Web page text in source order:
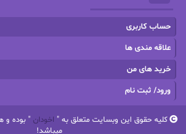
پنلوپه وارد
تاران
ثمین سرابی جان فاولز
حساب کاربری
علاقه مندی ها
خرید های من
ورود/ ثبت نام
کلیه حقوق این وبسایت متعلق به " اخودان " بوده و
میباشد!